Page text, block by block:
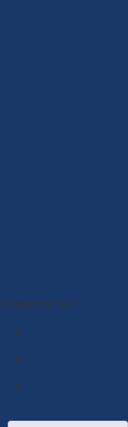
Compartir en :